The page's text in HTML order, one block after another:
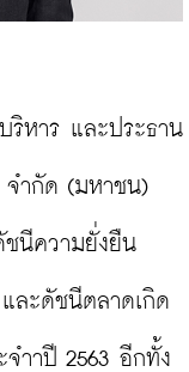
ริหาร และประธาน
จำกัด (มหาชน)
ชนีความยั่งยืน
ละดัชนีตลาดเกิด
จำาปี 2563 อีกทั้ง